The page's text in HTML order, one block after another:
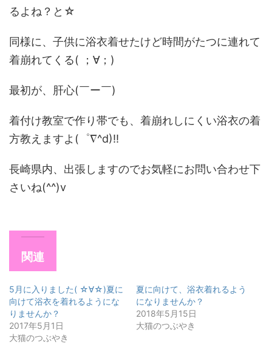
るよね？と☆
同様に、子供に浴衣着せたけど時間がたつに連れて
着崩れてくる( ；∀；)
最初が、肝心(￣ー￣)
着付け教室で作り帯でも、着崩れしにくい浴衣の着
方教えますよ(゜∇^d)!!
長崎県内、出張しますのでお気軽にお問い合わせ下
さいね(^^)v
関連
5月に入りました( ☆∀☆)夏に
向けて浴衣を着れるようにな
りませんか？
2017年5月1日
大猫のつぶやき
夏に向けて、浴衣着れるよう
になりませんか？
2018年5月15日
大猫のつぶやき